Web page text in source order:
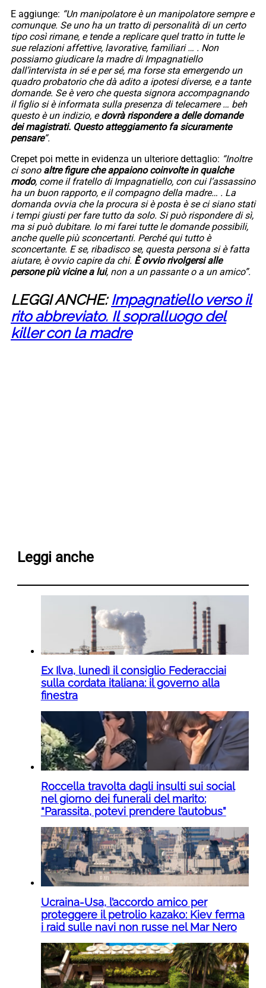
E aggiunge: “Un manipolatore è un manipolatore sempre e
comunque. Se uno ha un tratto di personalità di un certo
tipo così rimane, e tende a replicare quel tratto in tutte le
sue relazioni affettive, lavorative, familiari … . Non
possiamo giudicare la madre di Impagnatiello
dall’intervista in sé e per sé, ma forse sta emergendo un
quadro probatorio che dà adito a ipotesi diverse, e a tante
domande. Se è vero che questa signora accompagnando
il figlio si è informata sulla presenza di telecamere … beh
questo è un indizio, edovrà rispondere a delle domande
dei magistrati. Questo atteggiamento fa sicuramente
pensare”.
Crepet poi mette in evidenza un ulteriore dettaglio: “Inoltre
ci sono altre figure che appaiono coinvolte in qualche
modo, come il fratello di Impagnatiello, con cui l’assassino
ha un buon rapporto, e il compagno della madre… . La
domanda ovvia che la procura si è posta è se ci siano stati
i tempi giusti per fare tutto da solo. Si può rispondere di sì,
ma si può dubitare. Io mi farei tutte le domande possibili,
anche quelle più sconcertanti. Perché qui tutto è
sconcertante. E se, ribadisco se, questa persona si è fatta
aiutare, è ovvio capire da chi. È ovvio rivolgersi alle
persone più vicine a lui, non a un passante o a un amico”.
LEGGI ANCHE: Impagnatiello verso il
rito abbreviato. Il sopralluogo del
killer con la madre
Leggi anche
Ex Ilva, lunedì il consiglio Federacciai
sulla cordata italiana: il governo alla
finestra
Roccella travolta dagli insulti sui social
nel giorno dei funerali del marito:
“Parassita, potevi prendere l’autobus”
Ucraina-Usa, l’accordo amico per
proteggere il petrolio kazako: Kiev ferma
i raid sulle navi non russe nel Mar Nero